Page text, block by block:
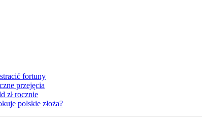
fortuny
przejęcia
zł rocznie
polskie złoża?